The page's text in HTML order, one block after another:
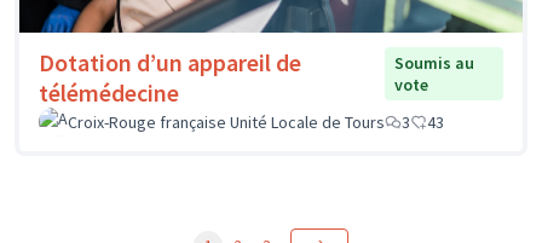
Dotation d’un appareil de
télémédecine
Soumis au
vote
Croix-Rouge française Unité Locale de Tours
3 43